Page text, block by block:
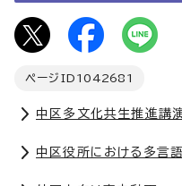
ページID 1042681
中区多文化共生推進講
中区役所における多言